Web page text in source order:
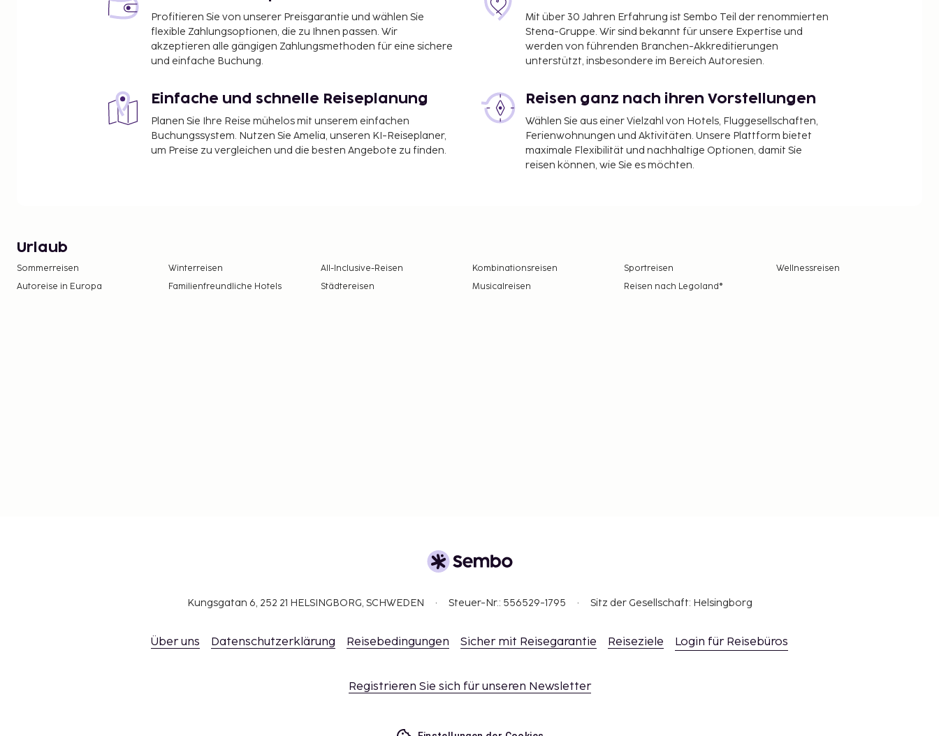
Profitieren Sie von unserer Preisgarantie und wählen Sie
flexible Zahlungsoptionen, die zu Ihnen passen. Wir
akzeptieren alle gängigen Zahlungsmethoden für eine sichere
und einfache Buchung.
Mit über 30 Jahren Erfahrung ist Sembo Teil der renommierten
Stena-Gruppe. Wir sind bekannt für unsere Expertise und
werden von führenden Branchen-Akkreditierungen
unterstützt, insbesondere im Bereich Autoresien.
Einfache und schnelle Reiseplanung
Planen Sie Ihre Reise mühelos mit unserem einfachen
Buchungssystem. Nutzen Sie Amelia, unseren KI-Reiseplaner,
um Preise zu vergleichen und die besten Angebote zu finden.
Reisen ganz nach ihren Vorstellungen
Wählen Sie aus einer Vielzahl von Hotels, Fluggesellschaften,
Ferienwohnungen und Aktivitäten. Unsere Plattform bietet
maximale Flexibilität und nachhaltige Optionen, damit Sie
reisen können, wie Sie es möchten.
Urlaub
Sommerreisen Winterreisen All-Inclusive-Reisen Kombinationsreisen Sportreisen
Wellnessreisen
Autoreise in Europa
Familienfreundliche Hotels Städtereisen Musicalreisen Reisen nach Legoland®
Kungsgatan 6, 252 21 HELSINGBORG, SCHWEDEN Steuer-Nr.: 556529-1795 Sitz der Gesellschaft: Helsingborg
Über uns Datenschutzerklärung Reisebedingungen Sicher mit Reisegarantie Reiseziele Login für Reisebüros
Registrieren Sie sich für unseren Newsletter